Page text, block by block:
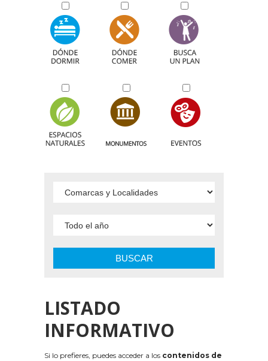
BUSCAR
LISTADO
INFORMATIVO
Si lo prefieres, puedes acceder a los contenidos de